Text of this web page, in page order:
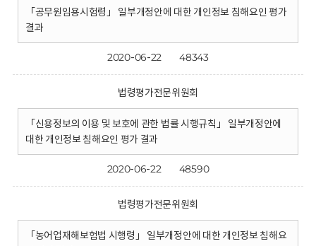
「공무원임용시험령」 일부개정안에 대한 개인정보 침해요인 평가
결과
2020-06-22 48343
법령평가전문위원회
「신용정보의 이용 및 보호에 관한 법률 시행규칙」 일부개정안에
대한 개인정보 침해요인 평가 결과
2020-06-22 48590
법령평가전문위원회
「농어업재해보험법 시행령」 일부개정안에 대한 개인정보 침해요